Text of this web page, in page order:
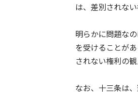
は、差別されな
明らかに問題な
を受けることが
されない権利の
なお、十三条は